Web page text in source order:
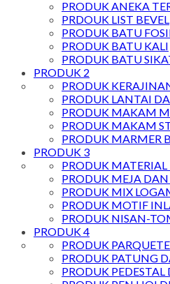
PRODUK ANEKA
PRDOUK LIST BEVEL
PRODUK BATU
PRODUK BATU KALI
PRODUK BATU
PRODUK 2
PRODUK
PRODUK LANTAI
PRODUK MAKAM
PRODUK MAKAM
PRODUK MARMER
PRODUK 3
PRODUK
PRODUK MEJA DAN
PRODUK MIX
PRODUK MOTIF
PRODUK NISAN-
PRODUK 4
PRODUK
PRODUK PATUNG
PRODUK